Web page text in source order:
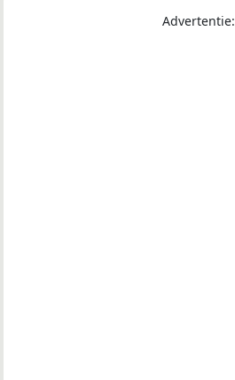
Advertentie: